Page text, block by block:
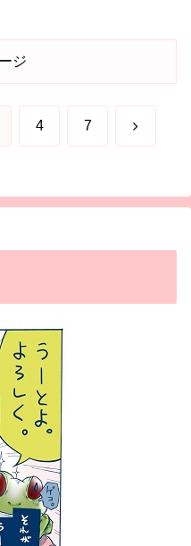
ジ
4 7 次